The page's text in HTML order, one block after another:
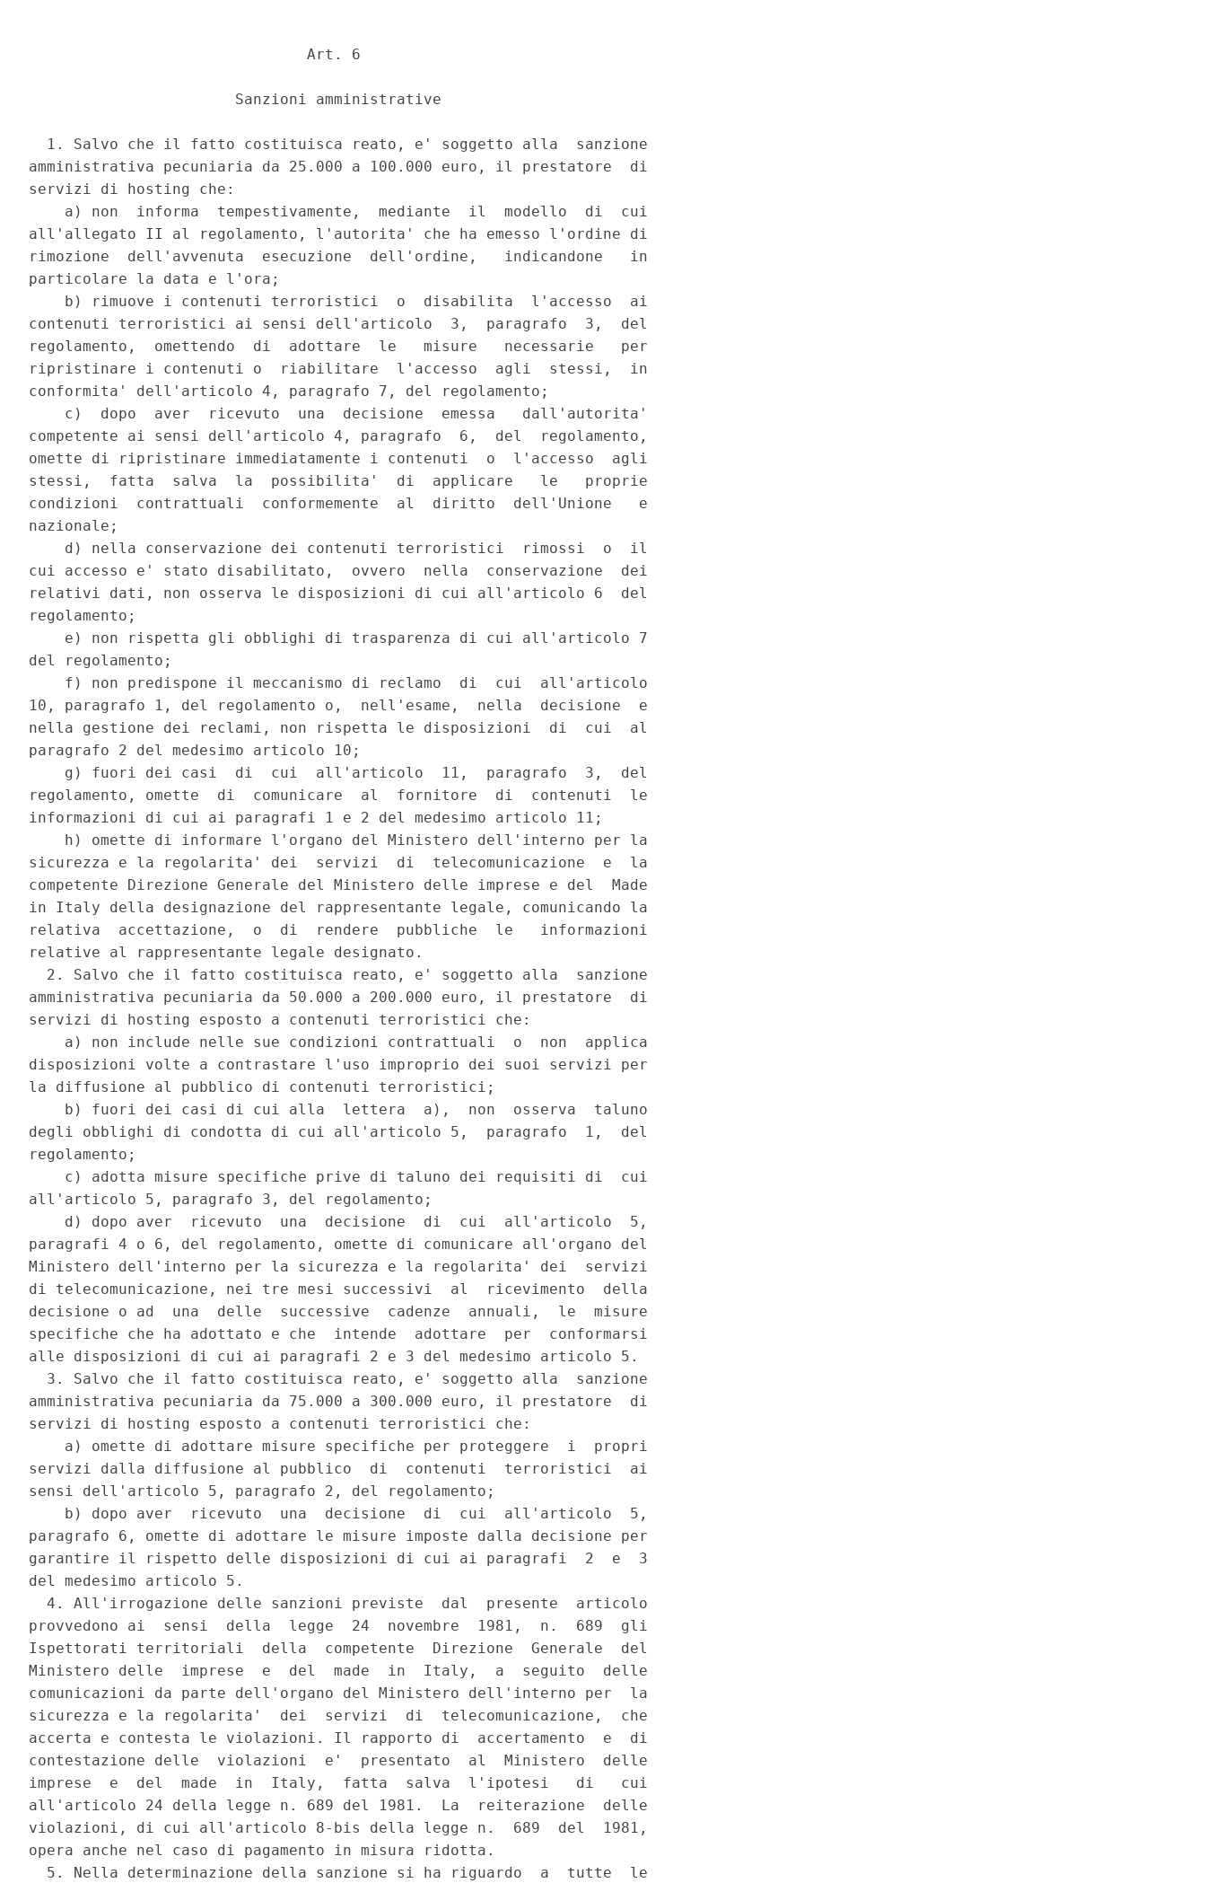
                               Art. 6
                       Sanzioni amministrative
  1. Salvo che il fatto costituisca reato, e' soggetto alla  sanzione
amministrativa pecuniaria da 25.000 a 100.000 euro, il prestatore  di
servizi di hosting che:
    a) non  informa  tempestivamente,  mediante  il  modello  di  cui
all'allegato II al regolamento, l'autorita' che ha emesso l'ordine di
rimozione  dell'avvenuta  esecuzione  dell'ordine,   indicandone   in
particolare la data e l'ora;
    b) rimuove i contenuti terroristici  o  disabilita  l'accesso  ai
contenuti terroristici ai sensi dell'articolo  3,  paragrafo  3,  del
regolamento,  omettendo  di  adottare  le   misure   necessarie   per
ripristinare i contenuti o  riabilitare  l'accesso  agli  stessi,  in
conformita' dell'articolo 4, paragrafo 7, del regolamento;
    c)  dopo  aver  ricevuto  una  decisione  emessa   dall'autorita'
competente ai sensi dell'articolo 4, paragrafo  6,  del  regolamento,
omette di ripristinare immediatamente i contenuti  o  l'accesso  agli
stessi,  fatta  salva  la  possibilita'  di  applicare   le   proprie
condizioni  contrattuali  conformemente  al  diritto  dell'Unione   e
nazionale;
    d) nella conservazione dei contenuti terroristici  rimossi  o  il
cui accesso e' stato disabilitato,  ovvero  nella  conservazione  dei
relativi dati, non osserva le disposizioni di cui all'articolo 6  del
regolamento;
    e) non rispetta gli obblighi di trasparenza di cui all'articolo 7
del regolamento;
    f) non predispone il meccanismo di reclamo  di  cui  all'articolo
10, paragrafo 1, del regolamento o,  nell'esame,  nella  decisione  e
nella gestione dei reclami, non rispetta le disposizioni  di  cui  al
paragrafo 2 del medesimo articolo 10;
    g) fuori dei casi  di  cui  all'articolo  11,  paragrafo  3,  del
regolamento, omette  di  comunicare  al  fornitore  di  contenuti  le
informazioni di cui ai paragrafi 1 e 2 del medesimo articolo 11;
    h) omette di informare l'organo del Ministero dell'interno per la
sicurezza e la regolarita' dei  servizi  di  telecomunicazione  e  la
competente Direzione Generale del Ministero delle imprese e del  Made
in Italy della designazione del rappresentante legale, comunicando la
relativa  accettazione,  o  di  rendere  pubbliche  le   informazioni
relative al rappresentante legale designato.
  2. Salvo che il fatto costituisca reato, e' soggetto alla  sanzione
amministrativa pecuniaria da 50.000 a 200.000 euro, il prestatore  di
servizi di hosting esposto a contenuti terroristici che:
    a) non include nelle sue condizioni contrattuali  o  non  applica
disposizioni volte a contrastare l'uso improprio dei suoi servizi per
la diffusione al pubblico di contenuti terroristici;
    b) fuori dei casi di cui alla  lettera  a),  non  osserva  taluno
degli obblighi di condotta di cui all'articolo 5,  paragrafo  1,  del
regolamento;
    c) adotta misure specifiche prive di taluno dei requisiti di  cui
all'articolo 5, paragrafo 3, del regolamento;
    d) dopo aver  ricevuto  una  decisione  di  cui  all'articolo  5,
paragrafi 4 o 6, del regolamento, omette di comunicare all'organo del
Ministero dell'interno per la sicurezza e la regolarita' dei  servizi
di telecomunicazione, nei tre mesi successivi  al  ricevimento  della
decisione o ad  una  delle  successive  cadenze  annuali,  le  misure
specifiche che ha adottato e che  intende  adottare  per  conformarsi
alle disposizioni di cui ai paragrafi 2 e 3 del medesimo articolo 5.
  3. Salvo che il fatto costituisca reato, e' soggetto alla  sanzione
amministrativa pecuniaria da 75.000 a 300.000 euro, il prestatore  di
servizi di hosting esposto a contenuti terroristici che:
    a) omette di adottare misure specifiche per proteggere  i  propri
servizi dalla diffusione al pubblico  di  contenuti  terroristici  ai
sensi dell'articolo 5, paragrafo 2, del regolamento;
    b) dopo aver  ricevuto  una  decisione  di  cui  all'articolo  5,
paragrafo 6, omette di adottare le misure imposte dalla decisione per
garantire il rispetto delle disposizioni di cui ai paragrafi  2  e  3
del medesimo articolo 5.
  4. All'irrogazione delle sanzioni previste  dal  presente  articolo
provvedono ai  sensi  della  legge  24  novembre  1981,  n.  689  gli
Ispettorati territoriali  della  competente  Direzione  Generale  del
Ministero delle  imprese  e  del  made  in  Italy,  a  seguito  delle
comunicazioni da parte dell'organo del Ministero dell'interno per  la
sicurezza e la regolarita'  dei  servizi  di  telecomunicazione,  che
accerta e contesta le violazioni. Il rapporto di  accertamento  e  di
contestazione delle  violazioni  e'  presentato  al  Ministero  delle
imprese  e  del  made  in  Italy,  fatta  salva  l'ipotesi   di   cui
all'articolo 24 della legge n. 689 del 1981.  La  reiterazione  delle
violazioni, di cui all'articolo 8-bis della legge n.  689  del  1981,
opera anche nel caso di pagamento in misura ridotta.
  5. Nella determinazione della sanzione si ha riguardo  a  tutte  le